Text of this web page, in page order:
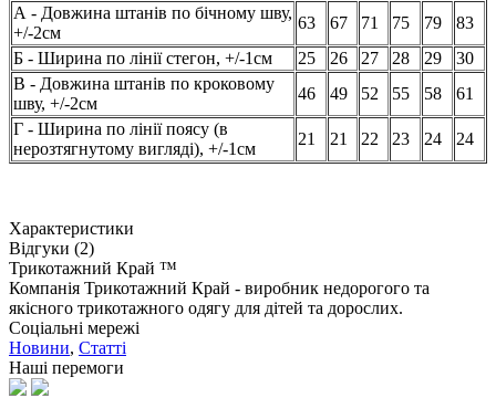
А - Довжина штанів по бічному шву,
+/-2см
63 67 71 75 79
83
Б - Ширина по лінії стегон, +/-1см
25 26 27 28 29
30
В - Довжина штанів по кроковому
шву, +/-2см
46 49 52 55 58
61
Г - Ширина по лінії поясу (в
нерозтягнутому вигляді), +/-1см
21 21 22 23 24 24
Характеристики
Відгуки (2)
Трикотажний Край ™
Компанія Трикотажний Край - виробник недорогого та
якісного трикотажного одягу для дітей та дорослих.
Соціальні мережі
Новини, Статті
Наші перемоги